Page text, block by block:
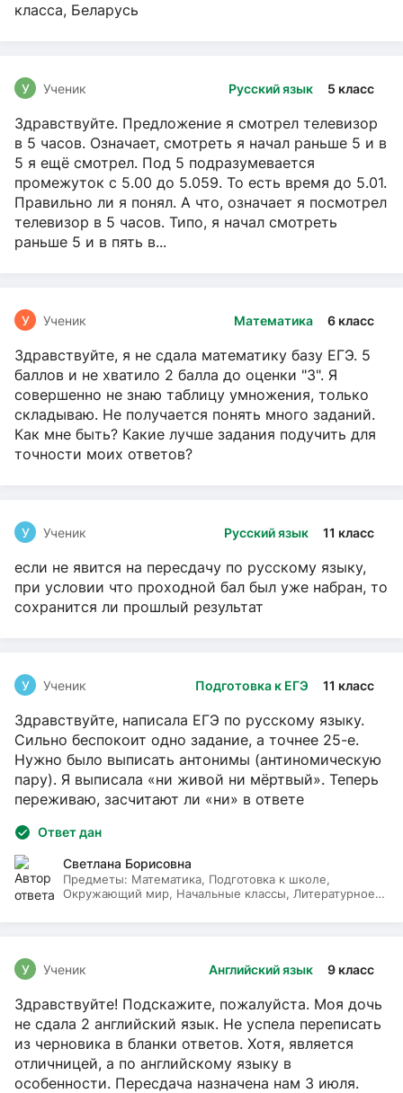
класса, Беларусь
Русский язык 5 класс
У Ученик
Здравствуйте. Предложение я смотрел телевизор
в 5 часов. Означает, смотреть я начал раньше 5 и в
5 я ещё смотрел. Под 5 подразумевается
промежуток с 5.00 до 5.059. То есть время до 5.01.
Правильно ли я понял. А что, означает я посмотрел
телевизор в 5 часов. Типо, я начал смотреть
раньше 5 и в пять в...
Математика 6 класс
У Ученик
Здравствуйте, я не сдала математику базу ЕГЭ. 5
баллов и не хватило 2 балла до оценки "3". Я
совершенно не знаю таблицу умножения, только
складываю. Не получается понять много заданий.
Как мне быть? Какие лучше задания подучить для
точности моих ответов?
Русский язык 11 класс
У Ученик
если не явится на пересдачу по русскому языку,
при условии что проходной бал был уже набран, то
сохранится ли прошлый результат
Подготовка к ЕГЭ 11 класс
У Ученик
Здравствуйте, написала ЕГЭ по русскому языку.
Сильно беспокоит одно задание, а точнее 25-е.
Нужно было выписать антонимы (антиномическую
пару). Я выписала «ни живой ни мёртвый». Теперь
переживаю, засчитают ли «ни» в ответе
Ответ дан
Светлана Борисовна
Предметы: Математика, Подготовка к школе,
Окружающий мир, Начальные классы, Литературное
Английский язык 9 класс
У Ученик
Здравствуйте! Подскажите, пожалуйста. Моя дочь
не сдала 2 английский язык. Не успела переписать
из черновика в бланки ответов. Хотя, является
отличницей, а по английскому языку в
особенности. Пересдача назначена нам 3 июля.